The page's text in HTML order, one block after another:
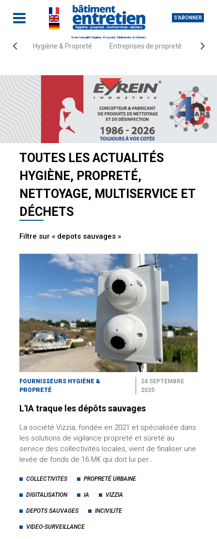
S'ABONNER
Toute l'actualité Hygiène, Propreté, Multiservice & Déchets
Hygiène & Propreté Entreprises de propreté
Accueil Actualités
TOUTES LES ACTUALITÉS
HYGIÈNE, PROPRETÉ,
NETTOYAGE, MULTISERVICE ET
DÉCHETS
Filtre sur « depots sauvages »
FOURNISSEURS HYGIÈNE &
PROPRETÉ
24 SEPTEMBRE
2025
L'IA traque les dépôts sauvages
La société Vizzia, fondée en 2021 et spécialisée dans
les solutions de vigilance propreté et sûreté au
service des collectivités locales, vient de finaliser une
levée de fonds de 16 M€ qui doit lui per…
COLLECTIVITES PROPRETÉ URBAINE
DIGITALISATION IA VIZZIA
DEPOTS SAUVAGES INCIVILITE
VIDEO-SURVEILLANCE